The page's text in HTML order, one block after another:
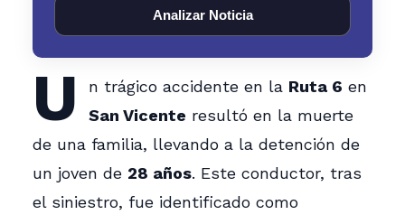
Analizar Noticia
U n trágico accidente en la Ruta 6 en
San Vicente resultó en la muerte
de una familia, llevando a la detención de
un joven de 28 años. Este conductor, tras
el siniestro, fue identificado como